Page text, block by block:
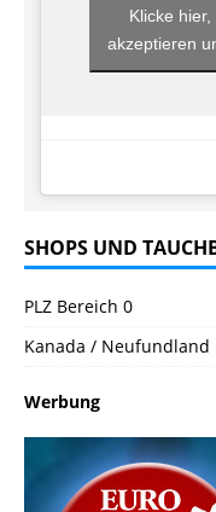
Klicke
akzeptieren
SHOPS UND
PLZ Bereich 0
Kanada / Neufundland
Werbung